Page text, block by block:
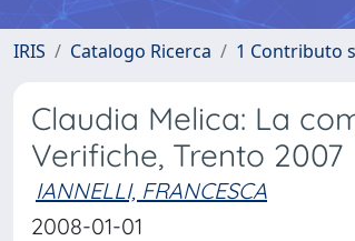
IRIS Catalogo Ricerca 1 Contributo
Claudia Melica: La
Verifiche, Trento 2007
IANNELLI, FRANCESCA
2008-01-01